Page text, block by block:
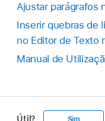
Ajustar parágrafos
Inserir quebras de
no Editor de Texto
Manual de
Útil?